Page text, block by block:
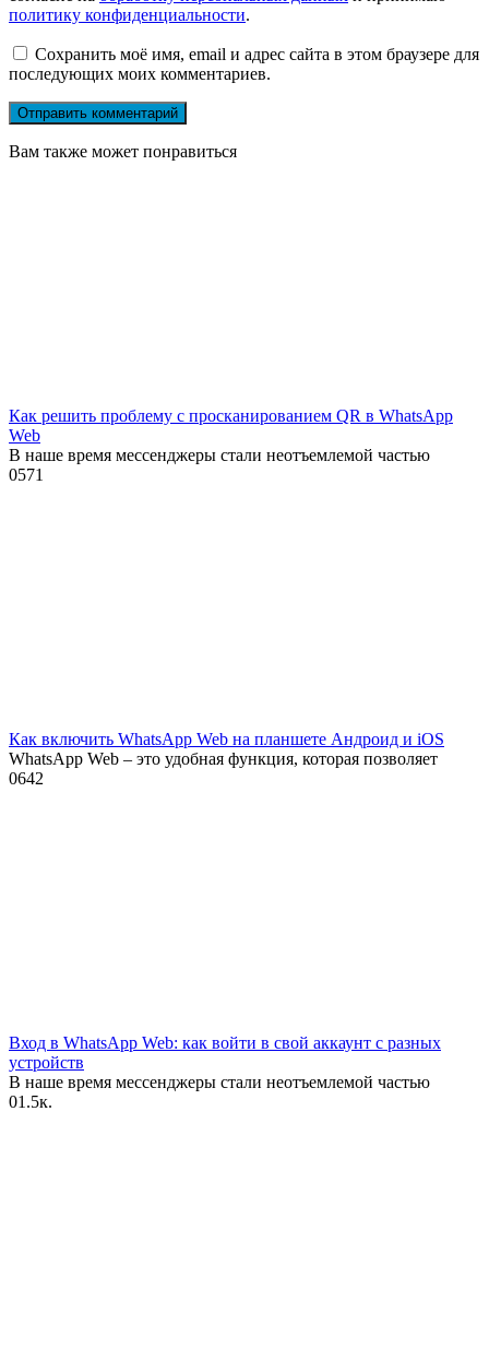
политику конфиденциальности.
Сохранить моё имя, email и адрес сайта в этом браузере для
последующих моих комментариев.
Вам также может понравиться
Как решить проблему с просканированием QR в WhatsApp
Web
В наше время мессенджеры стали неотъемлемой частью
0571
Как включить WhatsApp Web на планшете Андроид и iOS
WhatsApp Web – это удобная функция, которая позволяет
0642
Вход в WhatsApp Web: как войти в свой аккаунт с разных
устройств
В наше время мессенджеры стали неотъемлемой частью
01.5к.